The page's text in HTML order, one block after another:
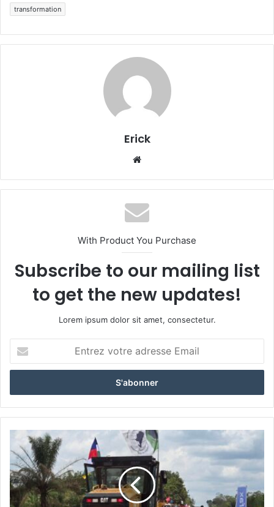
transformation
Erick
With Product You Purchase
Subscribe to our mailing list
to get the new updates!
Lorem ipsum dolor sit amet, consectetur.
votre
adresse
Centrafrique :
lancement
des
travaux
Corridor
13